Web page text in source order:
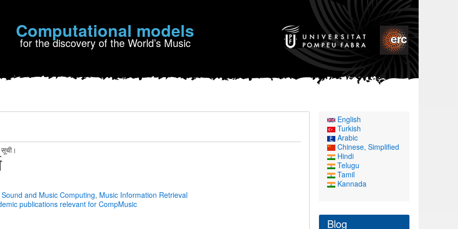
Computational models
for the discovery of the World’s Music
Sound and Music Computing, Music Information Retrieval
publications relevant for CompMusic
English
Turkish
Arabic
Chinese, Simplified
Hindi
Telugu
Tamil
Kannada
Blog